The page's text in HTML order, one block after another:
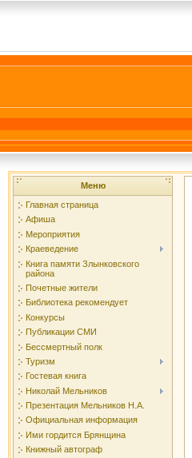
Меню
Главная страница
Афиша
Мероприятия
Краеведение
Книга памяти Злынковского
района
Почетные жители
Библиотека рекомендует
Конкурсы
Публикации СМИ
Бессмертный полк
Туризм
Гостевая книга
Николай Мельников
Презентация Мельников Н.А.
Официальная информация
Ими гордится Брянщина
Книжный автограф